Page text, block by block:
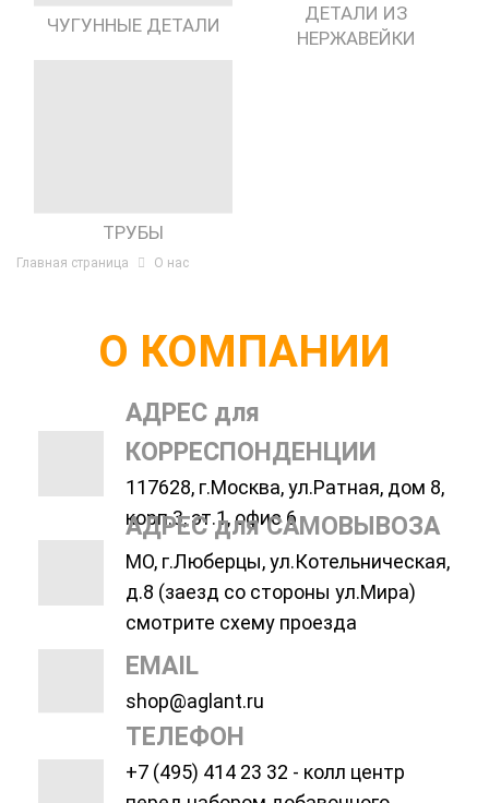
ЧУГУННЫЕ ДЕТАЛИ
ДЕТАЛИ ИЗ
НЕРЖАВЕЙКИ
ТРУБЫ
Главная страница О нас
О КОМПАНИИ
АДРЕС для
КОРРЕСПОНДЕНЦИИ
117628, г.Москва, ул.Ратная, дом 8,
корп.3, эт.1, офис 6
АДРЕС для САМОВЫВОЗА
МО, г.Люберцы, ул.Котельническая,
д.8 (заезд со стороны ул.Мира)
смотрите схему проезда
EMAIL
shop@aglant.ru
ТЕЛЕФОН
+7 (495) 414 23 32 - колл центр